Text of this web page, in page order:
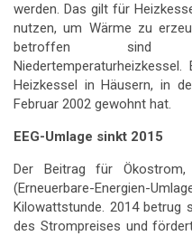
werden. Das gilt für
nutzen, um Wärme zu
betroffen sind
Heizkessel in Häusern, in
Februar 2002 gewohnt hat.
EEG-Umlage sinkt 2015
Der Beitrag für Ökostrom,
(Erneuerbare-Energien-
Kilowattstunde. 2014 betrug
des Strompreises und